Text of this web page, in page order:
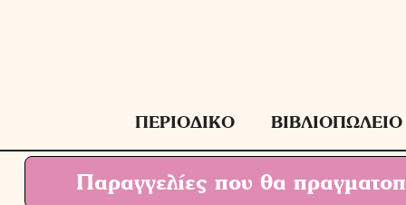
ΠΕΡΙΟΔΙΚΟ ΒΙΒΛΙΟΠΩΛΕΙΟ
Παραγγελίες που θα